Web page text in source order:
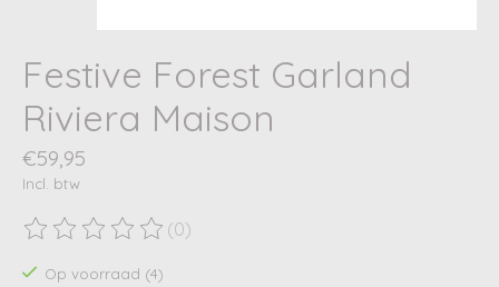
Festive Forest Garland
Riviera Maison
€59,95
Incl. btw
De beoordeling van dit product is
(0)
Op voorraad (4)